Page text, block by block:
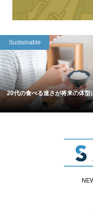
Sustainable
20代の食べる速さが将来の体型